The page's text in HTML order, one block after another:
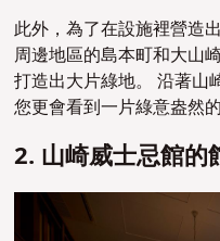
此外，為了在設施裡營造
周邊地區的島本町和大山
打造出大片綠地。 沿著山
您更會看到一片綠意盎然
2. 山崎威士忌館的